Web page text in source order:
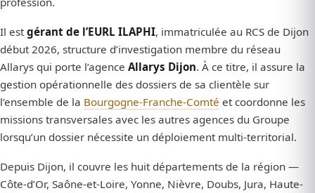
Il estgérant de l’EURL ILAPHI, immatriculée au RCS de Dijon
début 2026, structure d’investigation membre du réseau
Allarys qui porte l’agence Allarys Dijon. À ce titre, il assure la
gestion opérationnelle des dossiers de sa clientèle sur
l’ensemble de la Bourgogne-Franche-Comté et coordonne les
missions transversales avec les autres agences du Groupe
lorsqu’un dossier nécessite un déploiement multi-territorial.
Depuis Dijon, il couvre les huit départements de la région —
Côte-d’Or, Saône-et-Loire, Yonne, Nièvre, Doubs, Jura, Haute-